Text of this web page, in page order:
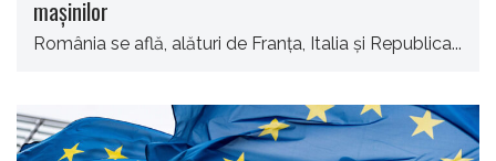
maşinilor
România se află, alături de Franţa, Italia şi Republica...